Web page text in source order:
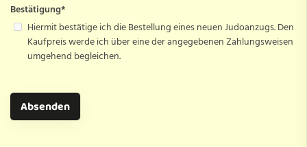
Bestätigung*
Hiermit bestätige ich die Bestellung eines neuen Judoanzugs. Den
Kaufpreis werde ich über eine der angegebenen Zahlungsweisen
umgehend begleichen.